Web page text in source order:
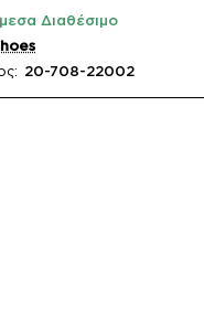
Διαθέσιμο
20-708-22002